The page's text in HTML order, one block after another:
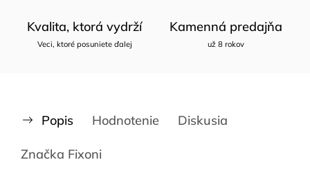
Kvalita, ktorá vydrží
Veci, ktoré posuniete ďalej
Kamenná predajňa
už 8 rokov
Popis Hodnotenie Diskusia
Značka Fixoni